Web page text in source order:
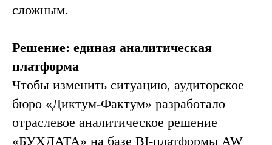
сложным.
Решение: единая аналитическая
платформа
Чтобы изменить ситуацию, аудиторское
бюро «Диктум-Фактум» разработало
отраслевое аналитическое решение
«БУХДАТА» на базе BI-платформы AW